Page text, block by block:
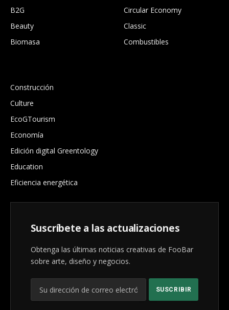
B2G
Beauty
Biomasa
Circular Economy
Classic
Combustibles
Construcción
Culture
EcoGTourism
Economía
Edición digital Greentology
Education
Eficiencia energética
Suscríbete a las actualizaciones
Obtenga las últimas noticias creativas de FooBar
sobre arte, diseño y negocios.